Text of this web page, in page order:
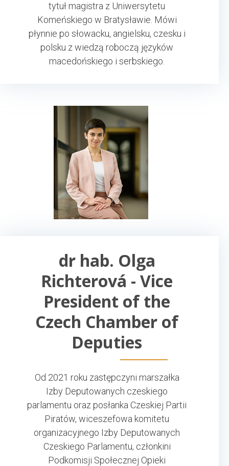
tytuł magistra z Uniwersytetu
Komeńskiego w Bratysławie. Mówi
płynnie po słowacku, angielsku, czesku i
polsku z wiedzą roboczą języków
macedońskiego i serbskiego.
dr hab. Olga
Richterová - Vice
President of the
Czech Chamber of
Deputies
Od 2021 roku zastępczyni marszałka
Izby Deputowanych czeskiego
parlamentu oraz posłanka Czeskiej Partii
Piratów, wiceszefowa komitetu
organizacyjnego Izby Deputowanych
Czeskiego Parlamentu, członkini
Podkomisji Społecznej Opieki